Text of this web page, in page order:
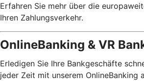
Erfahren Sie mehr über die
Ihren Zahlungsverkehr.
OnlineBanking & VR
Erledigen Sie Ihre Bankgeschäfte
jeder Zeit mit unserem OnlineBanking